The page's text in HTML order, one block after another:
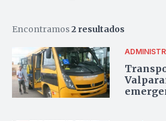
Encontramos2 resultados